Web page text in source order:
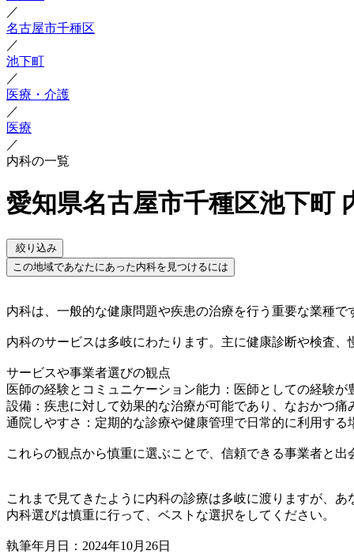
／
名古屋市千種区
／
池下町
／
医療・介護
／
医療
／
内科の一覧
愛知県名古屋市千種区池下町
絞り込み
この地域であなたにあった内科を見つけるには
内科は、一般的な健康問題や疾患の治療を行う重要な業種
内科のサービスは多岐にわたります。主に健康診断や検査
サービスや事業者選びの観点
医師の経験とコミュニケーション能力：医師としての経験
設備：疾患に対して効果的な治療が可能であり、なおかつ
通院しやすさ：定期的な診療や健康管理で日常的に利用す
これらの観点から慎重に選ぶことで、信頼できる事業者と出
これまで見てきたように内科の診療は多岐に渡りますが、
内科選びは慎重に行って、ベストな選択をしてください。
執筆年月日：2024年10月26日